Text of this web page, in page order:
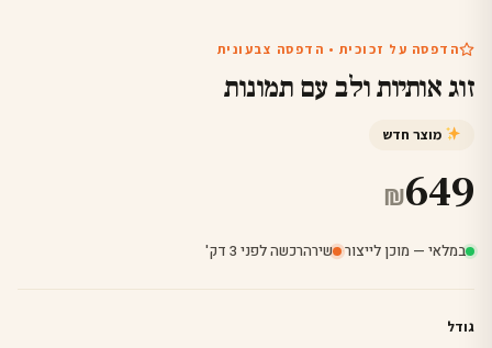
הדפסה על זכוכית • הדפסה צבעונית
זוג אותיות ולב עם תמונות
מוצר חדש
₪649
במלאי — מוכן לייצור· שירהרכשה לפני 3 דק'
גודל